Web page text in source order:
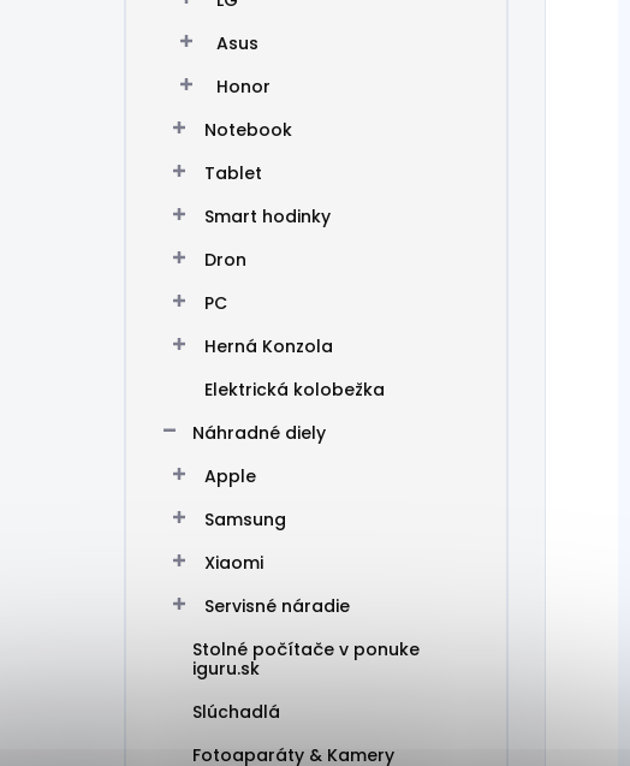
Asus
Honor
Notebook
Tablet
Smart hodinky
Dron
PC
Herná Konzola
Elektrická kolobežka
Náhradné diely
Apple
Samsung
Xiaomi
Servisné náradie
Stolné počítače v ponuke
iguru.sk
Slúchadlá
Fotoaparáty & Kamery